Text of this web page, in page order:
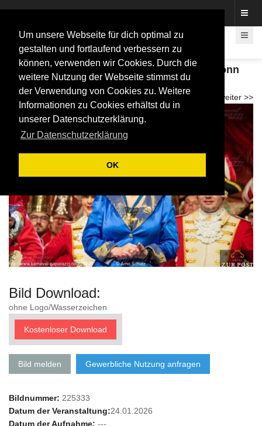
Um unsere Webseite für dich optimal zu
gestalten und fortlaufend verbessern zu
können, verwenden wir Cookies. Durch die
weitere Nutzung der Webseite stimmst du
der Verwendung von Cookies zu. Weitere
Informationen zu Cookies erhältst du in
unserer Datenschutzerklärung.
Zur Datenschutzerklärung
OK
Bürgersitzung der Ehrengarde der Stadt Bonn
e.V. 2026
weiter >>
<< zurück
Bild Download:
ohne Logo/Wasserzeichen
Kostenloser Download
Bild melden Gewerbliche Nutzung anfragen
Bildnummer: 225333
Datum der Veranstaltung:24.01.2026
Datum der Aufnahme: ---